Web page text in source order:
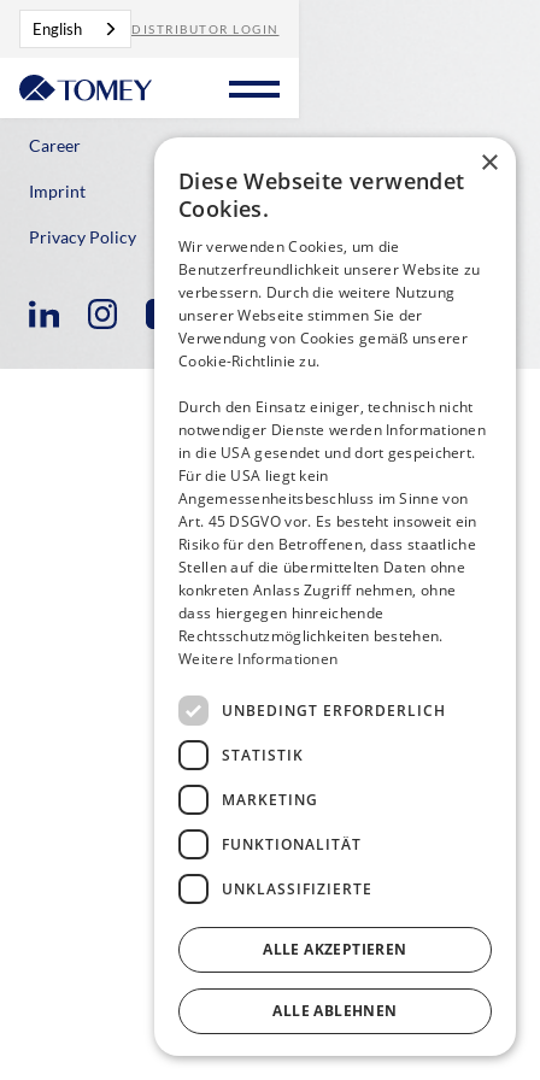
English DISTRIBUTOR LOGIN
Contact
Career
Imprint
Privacy Policy
×
Diese Webseite verwendet
Cookies.
Wir verwenden Cookies, um die
Benutzerfreundlichkeit unserer Website zu
verbessern. Durch die weitere Nutzung
unserer Webseite stimmen Sie der
Verwendung von Cookies gemäß unserer
Cookie-Richtlinie zu.
Durch den Einsatz einiger, technisch nicht
notwendiger Dienste werden Informationen
in die USA gesendet und dort gespeichert.
Für die USA liegt kein
Angemessenheitsbeschluss im Sinne von
Art. 45 DSGVO vor. Es besteht insoweit ein
Risiko für den Betroffenen, dass staatliche
Stellen auf die übermittelten Daten ohne
konkreten Anlass Zugriff nehmen, ohne
dass hiergegen hinreichende
Rechtsschutzmöglichkeiten bestehen.
Weitere Informationen
UNBEDINGT ERFORDERLICH
STATISTIK
MARKETING
FUNKTIONALITÄT
UNKLASSIFIZIERTE
ALLE AKZEPTIEREN
ALLE ABLEHNEN